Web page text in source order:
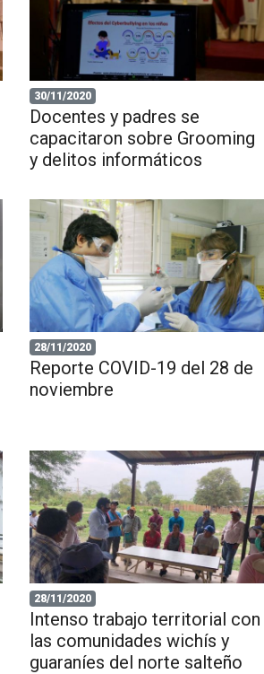
30/11/2020
Docentes y padres se
capacitaron sobre Grooming
y delitos informáticos
28/11/2020
Reporte COVID-19 del 28 de
noviembre
28/11/2020
Intenso trabajo territorial con
las comunidades wichís y
guaraníes del norte salteño